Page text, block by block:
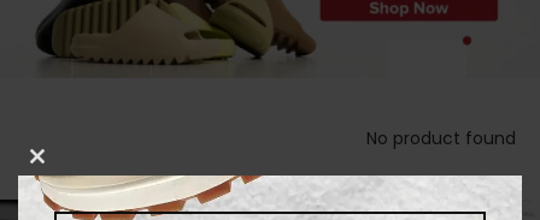
No product found
THIS